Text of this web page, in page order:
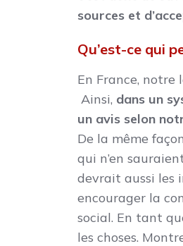
sources et
Qu’est-ce qui
En France,
Ainsi, dans un
un avis selon
De la même
qui n’en
devrait aussi les
encourager la
social. En tant
les choses.